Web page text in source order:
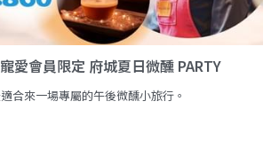
策
多一點
品介紹
常
US
愛會員限定 府城夏日微醺 PARTY
合來一場專屬的午後微醺小旅行。